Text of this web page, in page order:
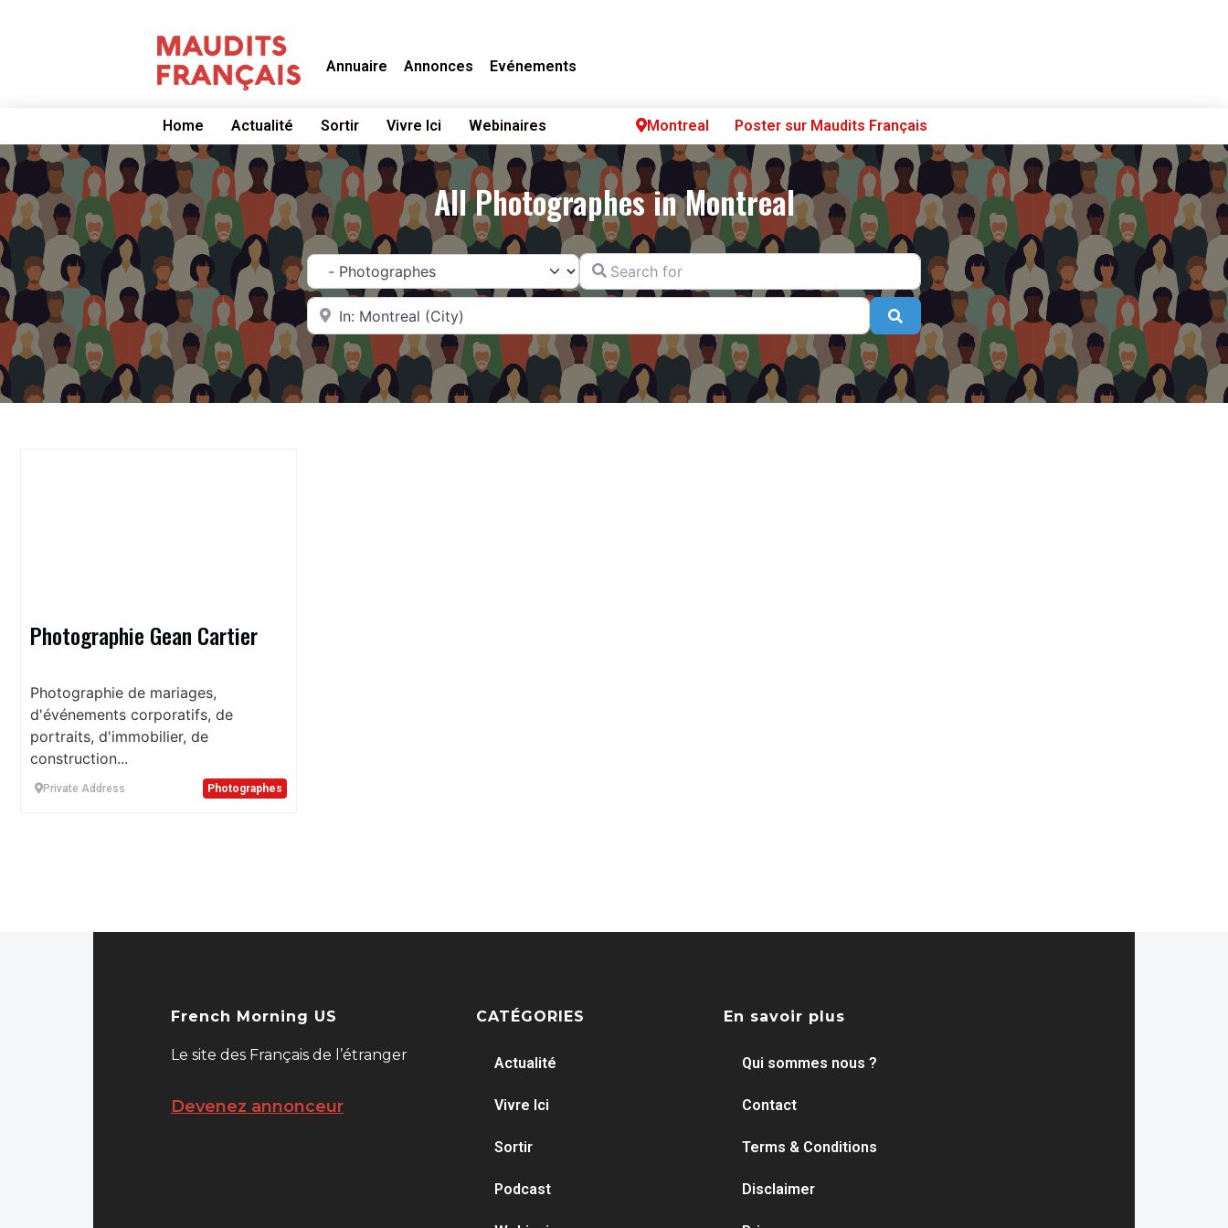
Annuaire Annonces Evénements
Home Actualité Sortir Vivre Ici Webinaires Montreal Poster sur Maudits Français
S’enregistrer
Poster sur French Morning
All Photographes in Montreal
Catégorie Search for
Near
Photographie Gean Cartier
Photographie de mariages,
d'événements corporatifs, de
portraits, d'immobilier, de
construction...
Private Address Photographes
French Morning US
Le site des Français de l’étranger
Devenez annonceur
CATÉGORIES
Actualité
Vivre Ici
Sortir
Podcast
En savoir plus
Qui sommes nous ?
Contact
Terms & Conditions
Disclaimer